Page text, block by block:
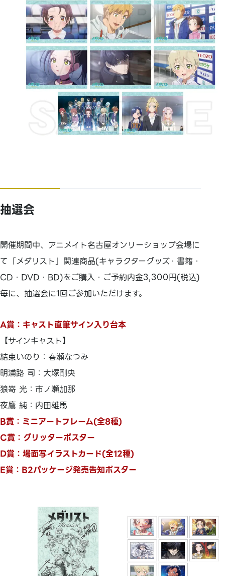
抽選会
開催期間中、アニメイト名古屋オンリーショップ会場に
て「メダリスト」関連商品(キャラクターグッズ・書籍・
CD・DVD・BD)をご購入・ご予約内金3,300円(税込)
毎に、抽選会に1回ご参加いただけます。
A賞：キャスト直筆サイン入り台本
【サインキャスト】
結束いのり：春瀬なつみ
明浦路 司：大塚剛央
狼嵜 光：市ノ瀬加那
夜鷹 純：内田雄馬
B賞：ミニアートフレーム(全8種)
C賞：グリッターポスター
D賞：場面写イラストカード(全12種)
E賞：B2パッケージ発売告知ポスター